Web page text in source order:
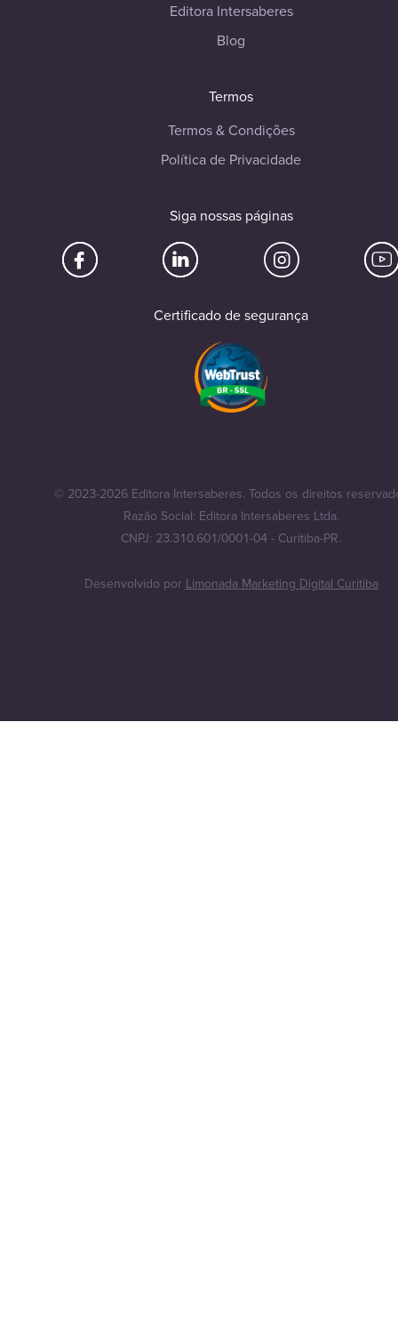
Editora Intersaberes
Blog
Termos
Termos & Condições
Política de Privacidade
Siga nossas páginas
Certificado de segurança
© 2023-2026 Editora Intersaberes. Todos os direitos
Razão Social: Editora Intersaberes Ltda.
CNPJ: 23.310.601/0001-04 - Curitiba-PR.
Desenvolvido porLimonada Marketing Digital Curitiba